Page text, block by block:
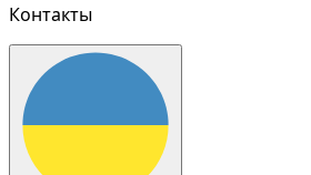
Контакты